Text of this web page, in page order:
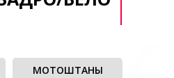
МОТОШТАНЫ